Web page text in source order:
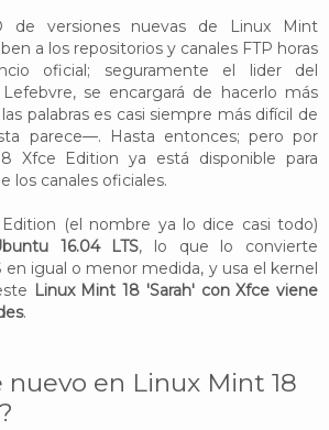
de versiones nuevas de Linux Mint
a los repositorios y canales FTP horas
oficial; seguramente el lider del
se encargará de hacerlo más
palabras es casi siempre más difícil de
parece—. Hasta entonces; pero por
Xfce Edition ya está disponible para
los canales oficiales.
(el nombre ya lo dice casi todo)
16.04 LTS, lo que lo convierte
en igual o menor medida, y usa el kernel
Linux Mint 18 'Sarah' con Xfce viene
.
nuevo en Linux Mint 18